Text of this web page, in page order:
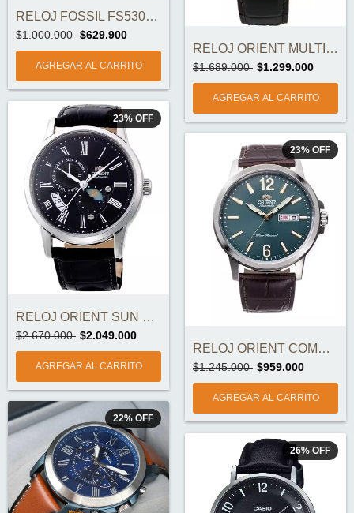
RELOJ FOSSIL FS5304 ORIGINAL
$1.000.000 $629.900
RELOJ ORIENT MULTI-YEAR CALENDAR RA-BA00...
$1.689.000 $1.299.000
23% OFF
RELOJ ORIENT SUN & MOON RA-AK0010B O...
$2.670.000 $2.049.000
23% OFF
RELOJ ORIENT COMMUTER RA-AA0C06E ORIGINA...
$1.245.000 $959.000
22% OFF
26% OFF